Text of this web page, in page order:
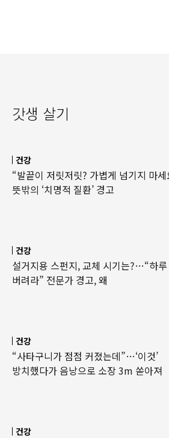
갓생 살기
건강
“발끝이 저릿저릿? 가볍게 넘기지 마
뜻밖의 ‘치명적 질환’ 경고
건강
설거지용 스펀지, 교체 시기는?…“하
버려라” 전문가 경고, 왜
건강
“사타구니가 점점 커졌는데”…‘이것’
방치했다가 음낭으로 소장 3m 쏟아져
건강